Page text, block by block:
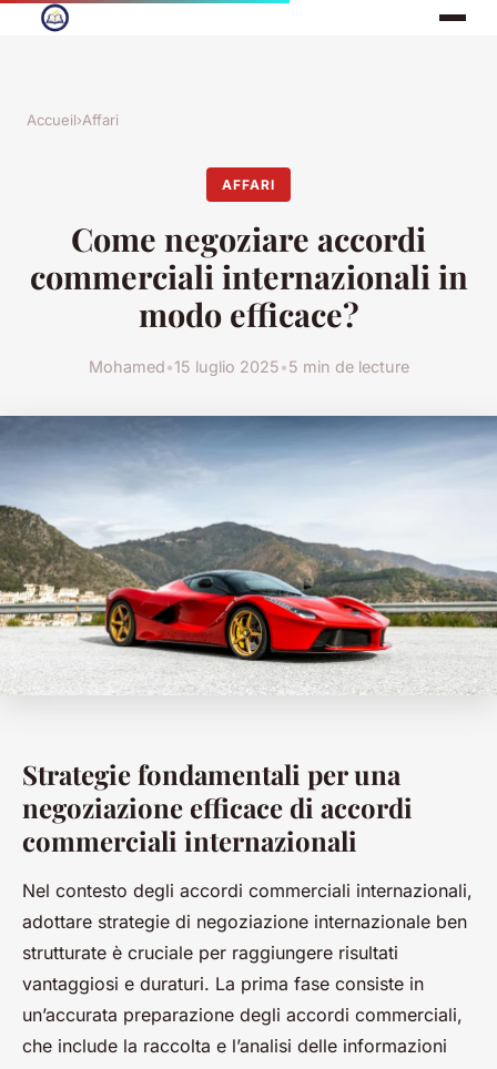
Accueil›Affari
AFFARI
Come negoziare accordi
commerciali internazionali in
modo efficace?
Mohamed•15 luglio 2025•5 min de lecture
Strategie fondamentali per una
negoziazione efficace di accordi
commerciali internazionali
Nel contesto degli accordi commerciali internazionali,
adottare strategie di negoziazione internazionale ben
strutturate è cruciale per raggiungere risultati
vantaggiosi e duraturi. La prima fase consiste in
un’accurata preparazione degli accordi commerciali,
che include la raccolta e l’analisi delle informazioni